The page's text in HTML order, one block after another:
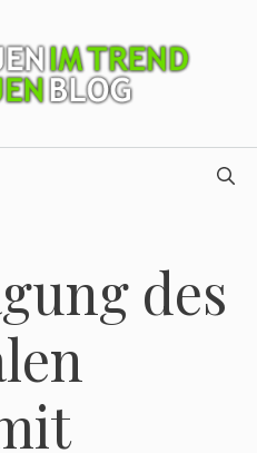
des